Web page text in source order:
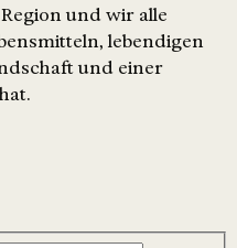
und wir alle
lebendigen
und einer